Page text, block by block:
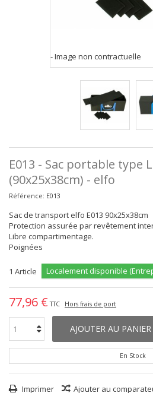
- Image non contractuelle
E013 - Sac portable type L
(90x25x38cm) - elfo
Référence: E013
Sac de transport elfo E013 90x25x38cm
Protection assurée par revêtement
Libre compartimentage.
Poignées
1 Article Localement disponible
77,96 € TTC Hors frais de port
AJOUTER AU PANIER
En Stock
Imprimer Ajouter au